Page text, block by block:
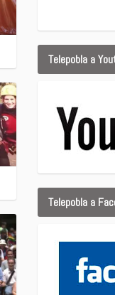
Telepobla a
Telepobla a